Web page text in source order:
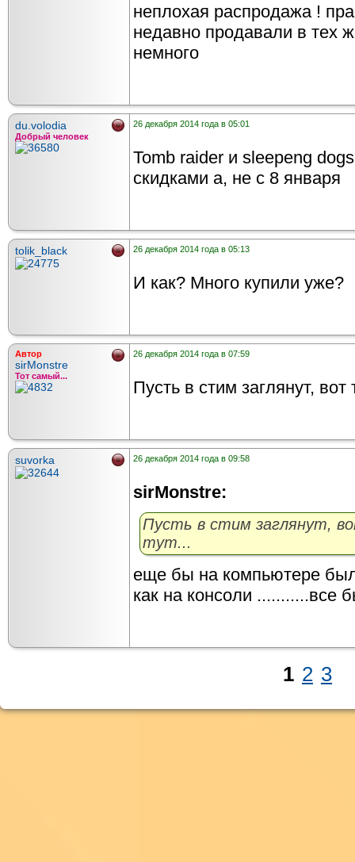
неплохая распродажа !
недавно продавали в тех
немного
du.volodia
Добрый человек
26 декабря 2014 года в 05:01
Tomb raider и sleepeng
скидками а, не с 8 января
tolik_black 26 декабря 2014 года в 05:13
И как? Много купили уже?
Автор
sirMonstre
Тот самый...
26 декабря 2014 года в 07:59
Пусть в стим заглянут,
suvorka 26 декабря 2014 года в 09:58
sirMonstre:
Пусть в стим заглянут,
тут...
еще бы на компьютере
как на консоли ...........все
1 2 3